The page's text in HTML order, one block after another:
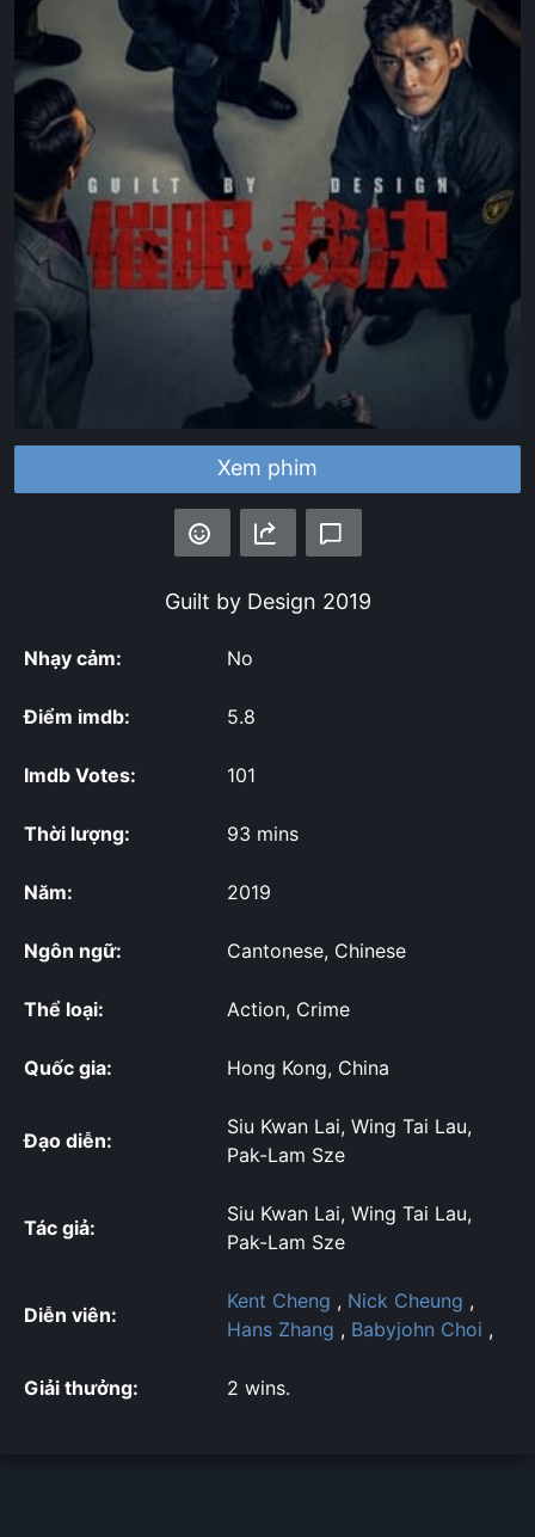
Xem phim
Guilt by Design 2019
Nhạy cảm: No
Điểm imdb: 5.8
Imdb Votes: 101
Thời lượng: 93 mins
Năm: 2019
Ngôn ngữ: Cantonese, Chinese
Thể loại: Action, Crime
Quốc gia: Hong Kong, China
Đạo diễn:
Siu Kwan Lai, Wing Tai Lau,
Pak-Lam Sze
Tác giả:
Siu Kwan Lai, Wing Tai Lau,
Pak-Lam Sze
Diễn viên:
Kent Cheng , Nick Cheung ,
Hans Zhang , Babyjohn Choi ,
Giải thưởng: 2 wins.